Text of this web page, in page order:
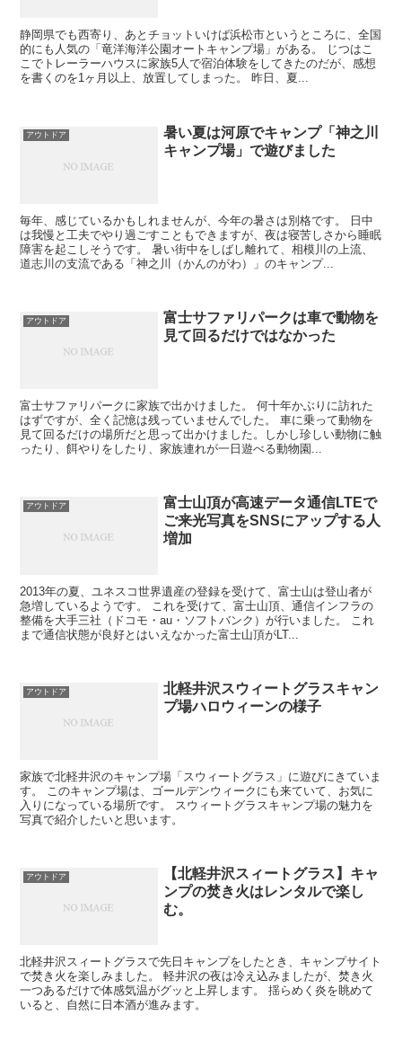
静岡県でも西寄り、あとチョットいけば浜松市というところに、全国
的にも人気の「竜洋海洋公園オートキャンプ場」がある。 じつはこ
こでトレーラーハウスに家族5人で宿泊体験をしてきたのだが、感想
を書くのを1ヶ月以上、放置してしまった。 昨日、夏...
アウトドア
暑い夏は河原でキャンプ「神之川
キャンプ場」で遊びました
毎年、感じているかもしれませんが、今年の暑さは別格です。 日中
は我慢と工夫でやり過ごすこともできますが、夜は寝苦しさから睡眠
障害を起こしそうです。 暑い街中をしばし離れて、相模川の上流、
道志川の支流である「神之川（かんのがわ）」のキャンプ...
アウトドア
富士サファリパークは車で動物を
見て回るだけではなかった
富士サファリパークに家族で出かけました。 何十年かぶりに訪れた
はずですが、全く記憶は残っていませんでした。 車に乗って動物を
見て回るだけの場所だと思って出かけました。しかし珍しい動物に触
ったり、餌やりをしたり、家族連れが一日遊べる動物園...
アウトドア
富士山頂が高速データ通信LTEで
ご来光写真をSNSにアップする人
増加
2013年の夏、ユネスコ世界遺産の登録を受けて、富士山は登山者が
急増しているようです。 これを受けて、富士山頂、通信インフラの
整備を大手三社（ドコモ・au・ソフトバンク）が行いました。 これ
まで通信状態が良好とはいえなかった富士山頂がLT...
アウトドア
北軽井沢スウィートグラスキャン
プ場ハロウィーンの様子
家族で北軽井沢のキャンプ場「スウィートグラス」に遊びにきていま
す。 このキャンプ場は、ゴールデンウィークにも来ていて、お気に
入りになっている場所です。 スウィートグラスキャンプ場の魅力を
写真で紹介したいと思います。
アウトドア
【北軽井沢スィートグラス】キャ
ンプの焚き火はレンタルで楽し
む。
北軽井沢スィートグラスで先日キャンプをしたとき、キャンプサイト
で焚き火を楽しみました。 軽井沢の夜は冷え込みましたが、焚き火
一つあるだけで体感気温がグッと上昇します。 揺らめく炎を眺めて
いると、自然に日本酒が進みます。